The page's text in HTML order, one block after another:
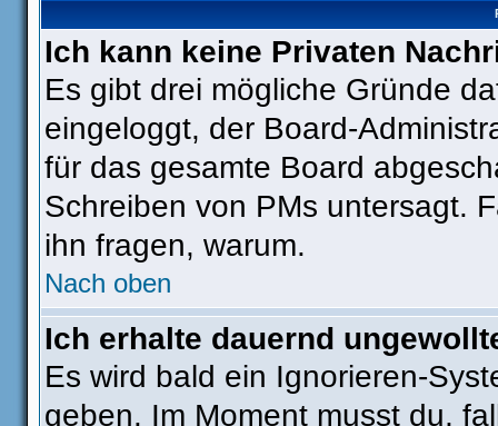
Ich kann keine Privaten
Es gibt drei mögliche Gründe
eingeloggt, der Board-
für das gesamte Board
Schreiben von PMs untersagt.
ihn fragen, warum.
Nach oben
Ich erhalte dauernd
Es wird bald ein Ignorieren-
geben. Im Moment musst du,